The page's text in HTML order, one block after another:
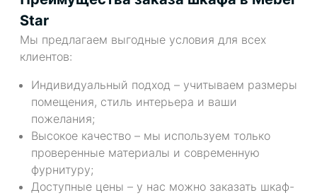
Star
Мы предлагаем выгодные условия для всех
клиентов:
Индивидуальный подход – учитываем размеры
помещения, стиль интерьера и ваши
пожелания;
Высокое качество – мы используем только
проверенные материалы и современную
фурнитуру;
Доступные цены – у нас можно заказать шкаф-